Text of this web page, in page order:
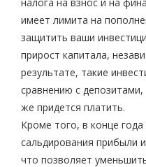
имеет лимита на
защитить ваши
прирост капитала,
результате, такие
сравнению с
же придется платить.
Кроме того, в конце года
сальдирования прибыли
что позволяет